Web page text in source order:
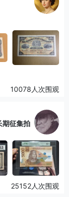
10078人次围观
期征集拍
25152人次围观